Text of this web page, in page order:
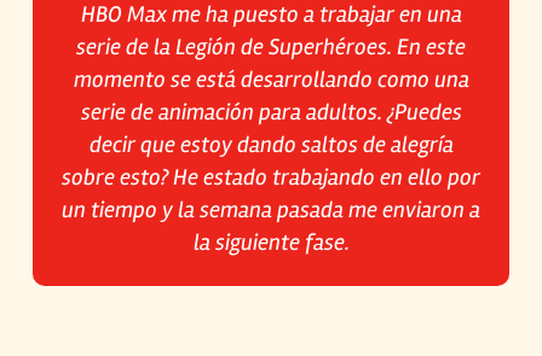
HBO Max me ha puesto a trabajar en una
serie de la Legión de Superhéroes. En este
momento se está desarrollando como una
serie de animación para adultos. ¿Puedes
decir que estoy dando saltos de alegría
sobre esto? He estado trabajando en ello por
un tiempo y la semana pasada me enviaron a
la siguiente fase.